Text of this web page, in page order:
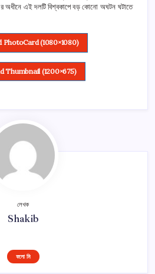
অধীনে এই দলটি বিশ্বকাপে বড় কোনো অঘটন ঘটাতে
(1080×1080)
Thumbnail (1200×675)
লেখক
Shakib
ফলো মি